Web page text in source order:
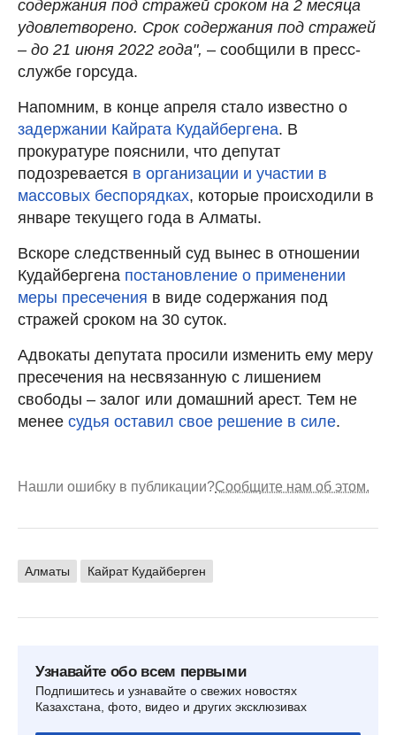
содержания под стражей сроком на 2 месяца
удовлетворено. Срок содержания под стражей
– до 21 июня 2022 года", – сообщили в пресс-
службе горсуда.
Напомним, в конце апреля стало известно о
задержании Кайрата Кудайбергена. В
прокуратуре пояснили, что депутат
подозревается в организации и участии в
массовых беспорядках, которые происходили в
январе текущего года в Алматы.
Вскоре следственный суд вынес в отношении
Кудайбергена постановление о применении
меры пресечения в виде содержания под
стражей сроком на 30 суток.
Адвокаты депутата просили изменить ему меру
пресечения на несвязанную с лишением
свободы – залог или домашний арест. Тем не
менее судья оставил свое решение в силе.
Нашли ошибку в публикации?Сообщите нам об этом.
Алматы Кайрат Кудайберген
Узнавайте обо всем первыми
Подпишитесь и узнавайте о свежих новостях
Казахстана, фото, видео и других эксклюзивах